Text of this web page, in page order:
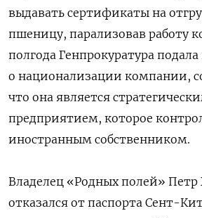
выдавать сертификаты на
пшеницу, парализовав работу
полгода Генпрокуратура подала
о национализации компании,
что она является
предприятием, которое
иностранным собственником.
Владелец «Родных полей»
отказался от паспорта Сент-